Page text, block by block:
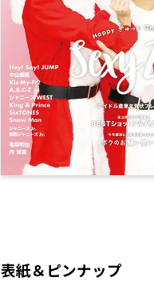
表紙＆ピンナップ